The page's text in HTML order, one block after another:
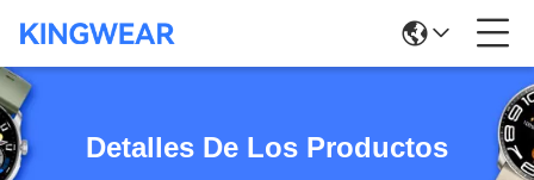
Detalles De Los Productos